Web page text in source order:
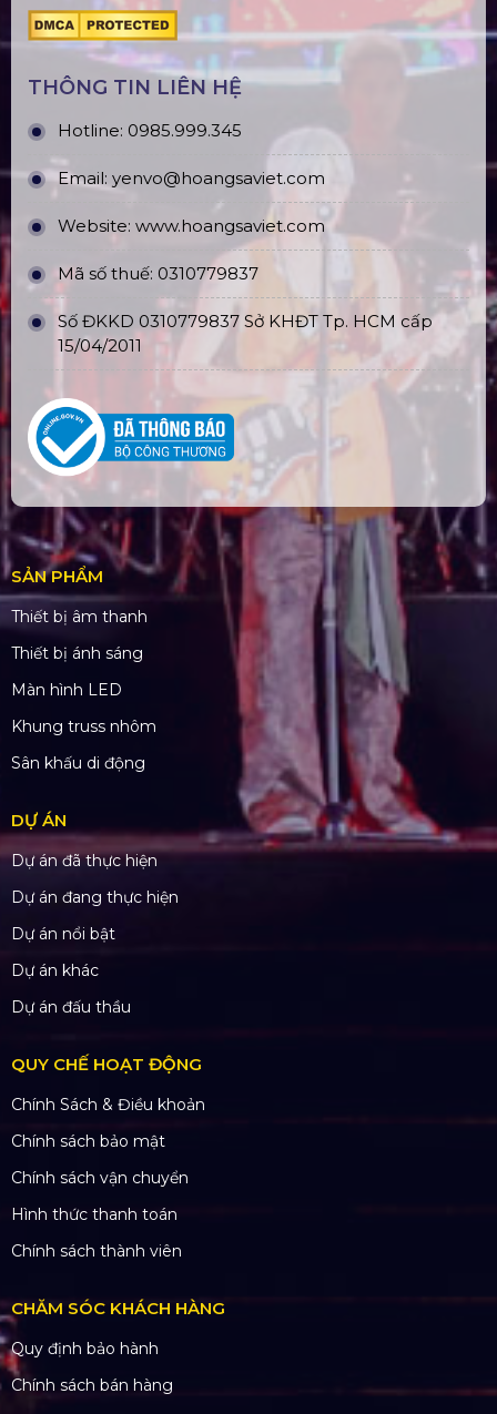
THÔNG TIN LIÊN HỆ
Hotline: 0985.999.345
Email: yenvo@hoangsaviet.com
Website: www.hoangsaviet.com
Mã số thuế: 0310779837
Số ĐKKD 0310779837 Sở KHĐT Tp. HCM cấp
15/04/2011
SẢN PHẨM
Thiết bị âm thanh
Thiết bị ánh sáng
Màn hình LED
Khung truss nhôm
Sân khấu di động
DỰ ÁN
Dự án đã thực hiện
Dự án đang thực hiện
Dự án nổi bật
Dự án khác
Dự án đấu thầu
QUY CHẾ HOẠT ĐỘNG
Chính Sách & Điều khoản
Chính sách bảo mật
Chính sách vận chuyển
Hình thức thanh toán
Chính sách thành viên
CHĂM SÓC KHÁCH HÀNG
Quy định bảo hành
Chính sách bán hàng